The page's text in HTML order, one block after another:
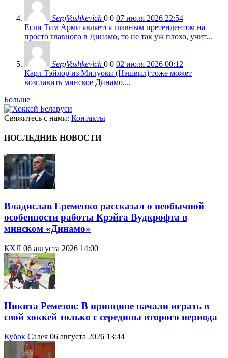
SergVashkevich 0 0 07 июля 2026 22:54
Если Тим Арми является главным претендентом на
просто главного в Динамо, то не так уж плохо, учит...
SergVashkevich 0 0 02 июля 2026 00:12
Карл Тэйлор из Милуоки (Нэшвил) тоже может
возглавить минское Динамо....
Больше
Свяжитесь с нами: Контакты
ПОСЛЕДНИЕ НОВОСТИ
Владислав Еременко рассказал о необычной
особенности работы Крэйга Вудкрофта в
минском «Динамо»
КХЛ 06 августа 2026 14:00
Никита Ремезов: В принципе начали играть в
свой хоккей только с середины второго периода
Кубок Салея 06 августа 2026 13:44